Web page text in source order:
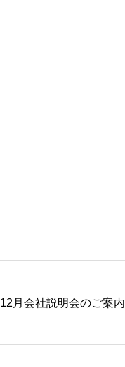
12月会社説明会のご案内